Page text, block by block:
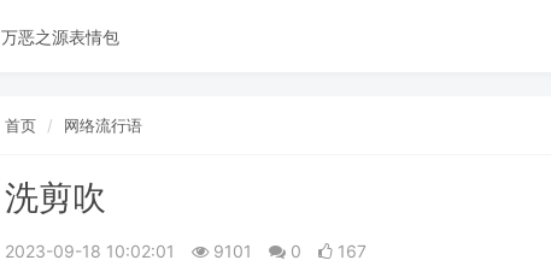
万恶之源表情包
首页 网络流行语
洗剪吹
2023-09-18 10:02:01 9101 0 167